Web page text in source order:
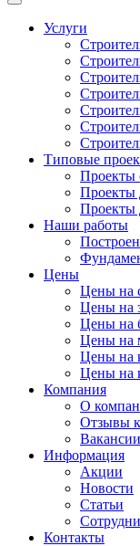
Услуги
Типовые
Проекты
Проекты
Проекты
Наши работы
Цены
Цены на
Цены на
Цены на
Цены на
Цены на
Цены на
Компания
О
Отзывы
Вакансии
Информация
Акции
Новости
Статьи
Контакты